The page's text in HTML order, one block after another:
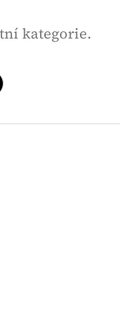
kategorie.